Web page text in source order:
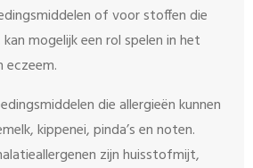
of voor stoffen die
mogelijk een rol spelen in het
die allergieën kunnen
kippenei, pinda’s en noten.
zijn huisstofmijt,